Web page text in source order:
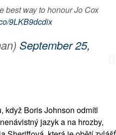
best way to honour Jo Cox
9LKB9dcdix
September 25,
když Boris Johnson odmítl
jazyk a na hrozby,